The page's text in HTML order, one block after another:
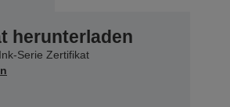
herunterladen
Serie Zertifikat